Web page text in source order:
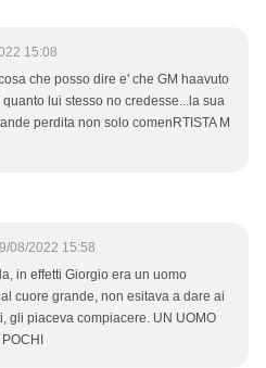
15:08
che posso dire e' che GM haavuto
lui stesso no credesse...la sua
perdita non solo comenRTISTA M
08/2022 15:58
in effetti Giorgio era un uomo
cuore grande, non esitava a dare ai
gli piaceva compiacere. UN UOMO